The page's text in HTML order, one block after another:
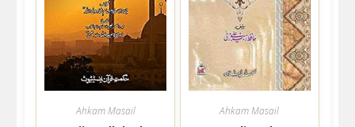
Ahkam Masail Ahkam Masail